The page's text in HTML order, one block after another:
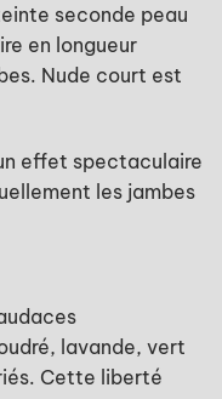
seconde peau
en longueur
Nude court est
effet spectaculaire
les jambes
lavande, vert
Cette liberté